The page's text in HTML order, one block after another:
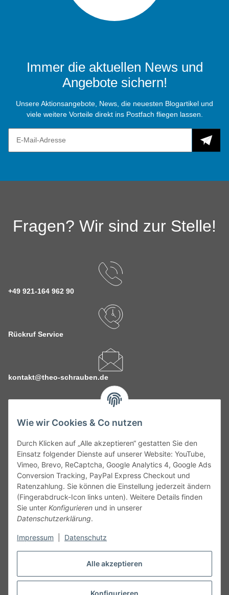
Alle akzeptieren
Wie wir Cookies & Co nutzen
Durch Klicken auf „Alle akzeptieren“ gestatten Sie den
Einsatz folgender Dienste auf unserer Website: YouTube,
Vimeo, Brevo, ReCaptcha, Google Analytics 4, Google Ads
Conversion Tracking, PayPal Express Checkout und
Ratenzahlung. Sie können die Einstellung jederzeit ändern
(Fingerabdruck-Icon links unten). Weitere Details finden
Sie unter Konfigurieren und in unserer
Datenschutzerklärung.
Impressum Datenschutz
Immer die aktuellen News und
Angebote sichern!
Unsere Aktionsangebote, News, die neuesten Blogartikel und
viele weitere Vorteile direkt ins Postfach fliegen lassen.
Fragen? Wir sind zur Stelle!
+49 921-164 962 90
Rückruf Service
kontakt@theo-schrauben.de
Service
Gesetzliche Informationen
Alle technischen Angaben ohne Gewähr. Irrtümer und fehlerhafte
Angaben vorbehalten. Wenn Sie Datenblätter oder spezielle
unseren Kundenservice. Abbildungen der Artikel können
Vertrag widerrufen